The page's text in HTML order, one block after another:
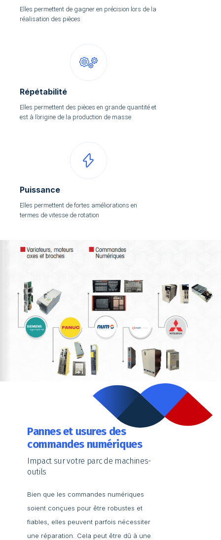
Elles permettent de gagner en précision lors de la
réalisation des pièces
Répétabilité
Elles permettent des pièces en grande quantité et
est à l’origine de la production de masse
Puissance
Elles permettent de fortes améliorations en
termes de vitesse de rotation
Pannes et usures des
commandes numériques
Impact sur votre parc de machines-
outils
Bien que les commandes numériques
soient conçues pour être robustes et
fiables, elles peuvent parfois nécessiter
une réparation. Cela peut être dû à une